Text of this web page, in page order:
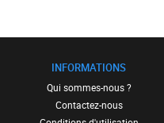
INFORMATIONS
Qui sommes-nous ?
Contactez-nous